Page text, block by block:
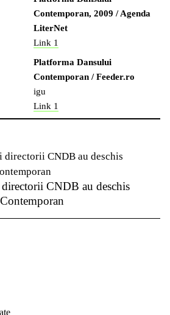
Contemporan, 2009 / Agenda
LiterNet
Link 1
Platforma Dansului
Contemporan / Feeder.ro
igu
Link 1
CNDB au deschis